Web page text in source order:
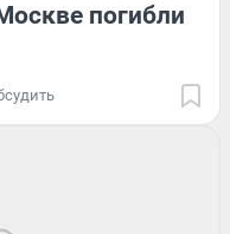
погибли